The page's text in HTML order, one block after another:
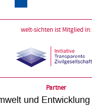
welt-sichten ist Mitglied in:
Partner
und Entwicklung